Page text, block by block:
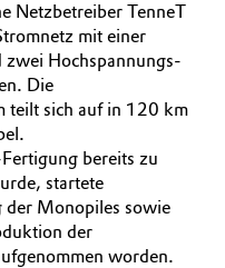
Netzbetreiber TenneT
mit einer
Hochspannungs-
Die
teilt sich auf in 120 km
bereits zu
startete
der Monopiles sowie
der
worden.